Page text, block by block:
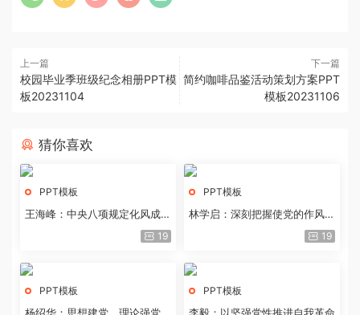
上一篇
校园毕业季班级纪念相册PPT模
板20231104
下一篇
简约咖啡品鉴活动策划方案PPT
模板20231106
猜你喜欢
PPT模板
王海峰：中央八项规定化风成俗
19
PPT模板
林学启：深刻把握使党的作风全
19
PPT模板 PPT模板